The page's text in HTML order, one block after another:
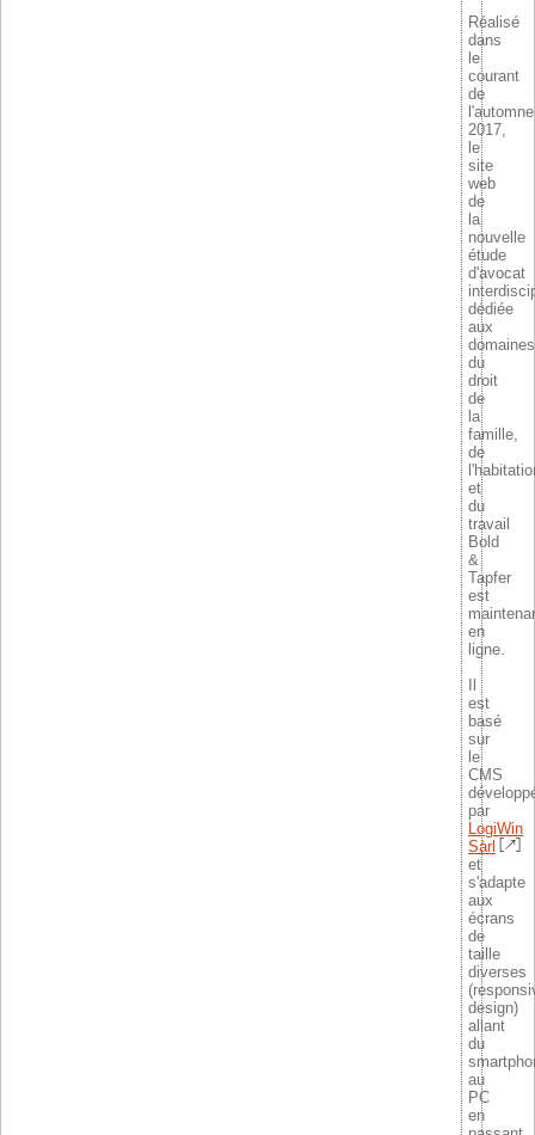
Réalisé
dans
le
courant
de
l'automne
2017,
le
site
web
de
la
nouvelle
étude
d'avocat
dédiée
aux
domaines
du
droit
de
la
famille,
de
et
du
travail
Bold
&
Tapfer
est
en
ligne.
est
basé
sur
le
CMS
par
LogiWin
Sàrl
et
s'adapte
aux
écrans
de
taille
diverses
design)
allant
du
au
PC
en